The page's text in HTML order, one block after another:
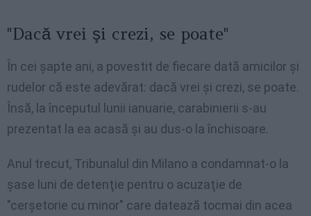
"Dacă vrei şi crezi, se poate"
În cei şapte ani, a povestit de fiecare dată amicilor şi
rudelor că este adevărat: dacă vrei şi crezi, se poate.
Însă, la începutul lunii ianuarie, carabinierii s-au
prezentat la ea acasă şi au dus-o la închisoare.
Anul trecut, Tribunalul din Milano a condamnat-o la
şase luni de detenţie pentru o acuzaţie de
"cerşetorie cu minor" care datează tocmai din acea